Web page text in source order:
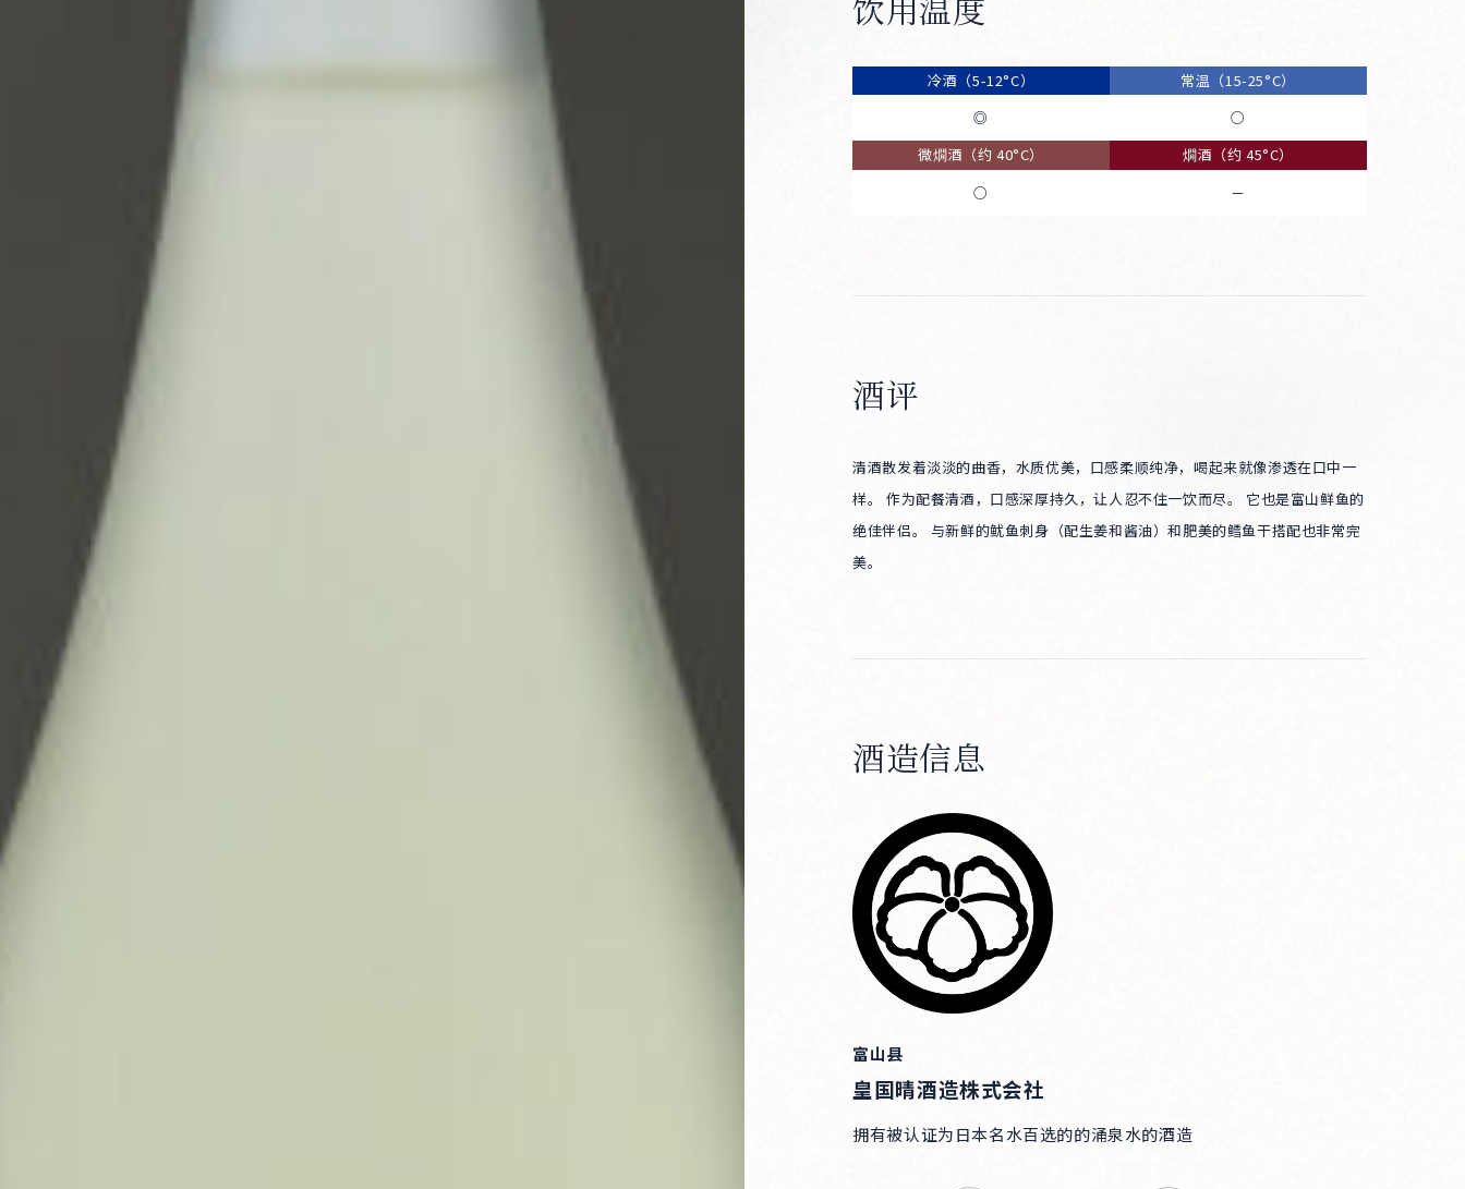
饮用温度
冷酒（5-12°C）
◎
常温（15-25°C）
○
微燗酒（约 40°C）
○
燗酒（约 45°C）
－
酒评
清酒散发着淡淡的曲香，水质优美，口感柔顺纯净，喝起来就像渗透在口中一
样。 作为配餐清酒，口感深厚持久，让人忍不住一饮而尽。 它也是富山鲜鱼的
绝佳伴侣。 与新鲜的鱿鱼刺身（配生姜和酱油）和肥美的鳕鱼干搭配也非常完
美。
酒造信息
富山县
皇国晴酒造株式会社
拥有被认证为日本名水百选的的涌泉水的酒造